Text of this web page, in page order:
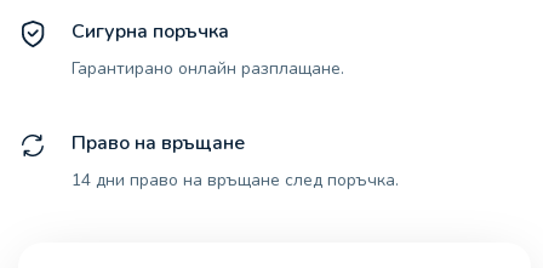
Сигурна поръчка
Гарантирано онлайн разплащане.
Право на връщане
14 дни право на връщане след поръчка.